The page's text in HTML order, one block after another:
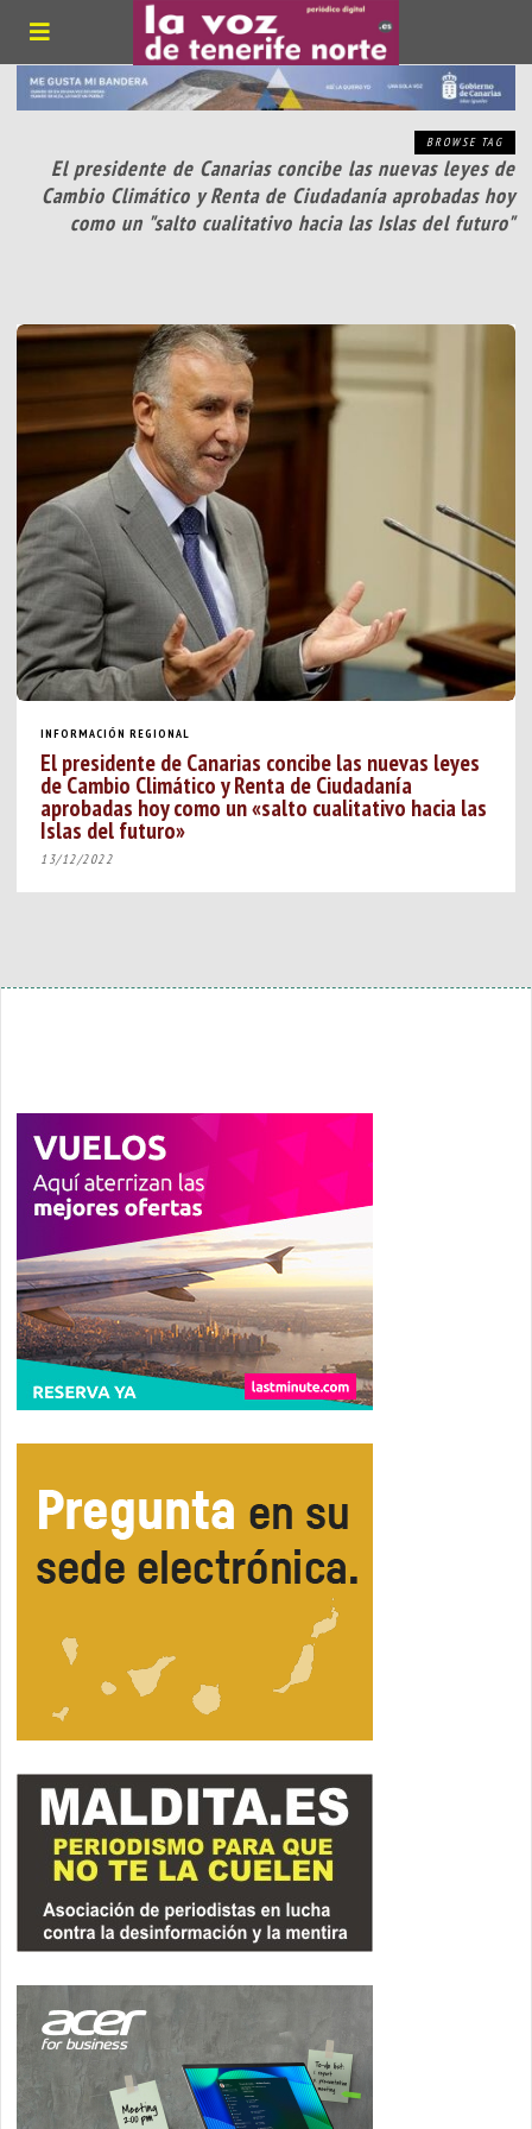
BROWSE TAG
El presidente de Canarias concibe las nuevas leyes de
Cambio Climático y Renta de Ciudadanía aprobadas hoy
como un "salto cualitativo hacia las Islas del futuro"
INFORMACIÓN REGIONAL
El presidente de Canarias concibe las nuevas leyes
de Cambio Climático y Renta de Ciudadanía
aprobadas hoy como un «salto cualitativo hacia las
Islas del futuro»
13/12/2022